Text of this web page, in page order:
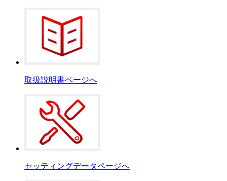
取扱説明書ページへ
セッティングデータページへ